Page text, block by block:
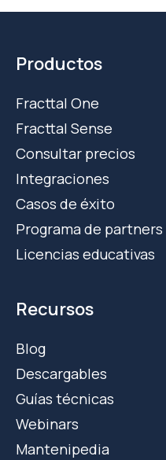
Productos
Fracttal One
Fracttal Sense
Consultar precios
Integraciones
Casos de éxito
Programa de partners
Licencias educativas
Recursos
Blog
Descargables
Guías técnicas
Webinars
Mantenipedia